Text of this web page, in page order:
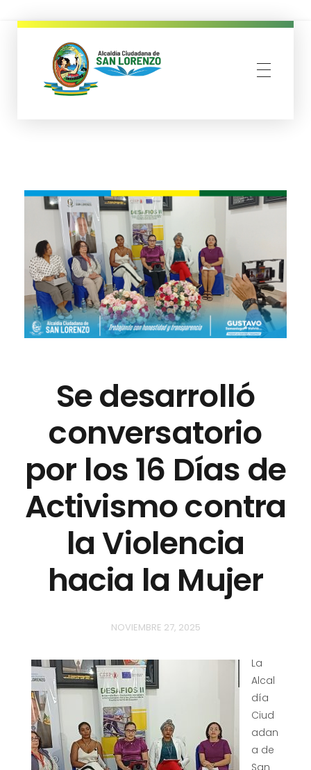
Se desarrolló
conversatorio
por los 16 Días de
Activismo contra
la Violencia
hacia la Mujer
NOVIEMBRE 27, 2025
La
Alcal
día
Ciud
adan
a de
San